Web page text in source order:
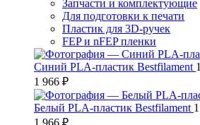
Запчасти и комплектующие
Для подготовки к печати
Пластик для 3D-ручек
FEP и nFEP пленки
Синий PLA-пластик Bestfilament 1
1 966 ₽
Белый PLA-пластик Bestfilament 1
1 966 ₽